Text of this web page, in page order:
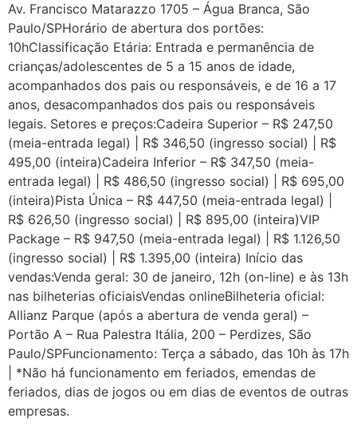
Av. Francisco Matarazzo 1705 – Água Branca, São
Paulo/SPHorário de abertura dos portões:
10hClassificação Etária: Entrada e permanência de
crianças/adolescentes de 5 a 15 anos de idade,
acompanhados dos pais ou responsáveis, e de 16 a 17
anos, desacompanhados dos pais ou responsáveis
legais. Setores e preços:Cadeira Superior – R$ 247,50
(meia-entrada legal) | R$ 346,50 (ingresso social) | R$
495,00 (inteira)Cadeira Inferior – R$ 347,50 (meia-
entrada legal) | R$ 486,50 (ingresso social) | R$ 695,00
(inteira)Pista Única – R$ 447,50 (meia-entrada legal) |
R$ 626,50 (ingresso social) | R$ 895,00 (inteira)VIP
Package – R$ 947,50 (meia-entrada legal) | R$ 1.126,50
(ingresso social) | R$ 1.395,00 (inteira) Início das
vendas:Venda geral: 30 de janeiro, 12h (on-line) e às 13h
nas bilheterias oficiaisVendas onlineBilheteria oficial:
Allianz Parque (após a abertura de venda geral) –
Portão A – Rua Palestra Itália, 200 – Perdizes, São
Paulo/SPFuncionamento: Terça a sábado, das 10h às 17h
| *Não há funcionamento em feriados, emendas de
feriados, dias de jogos ou em dias de eventos de outras
empresas.